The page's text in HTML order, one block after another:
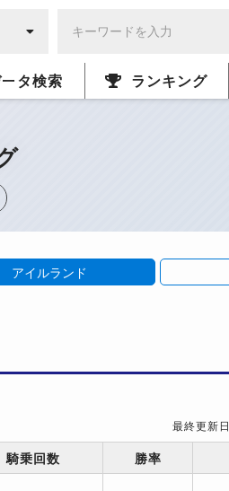
タ検索 ランキング
アイルランド
最終更新
騎乗回数 勝率